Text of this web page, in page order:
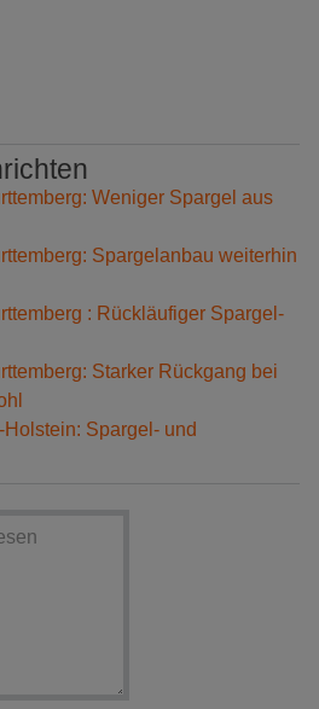
Weniger Spargel aus
Spargelanbau weiterhin
: Rückläufiger Spargel-
Starker Rückgang bei
Spargel- und